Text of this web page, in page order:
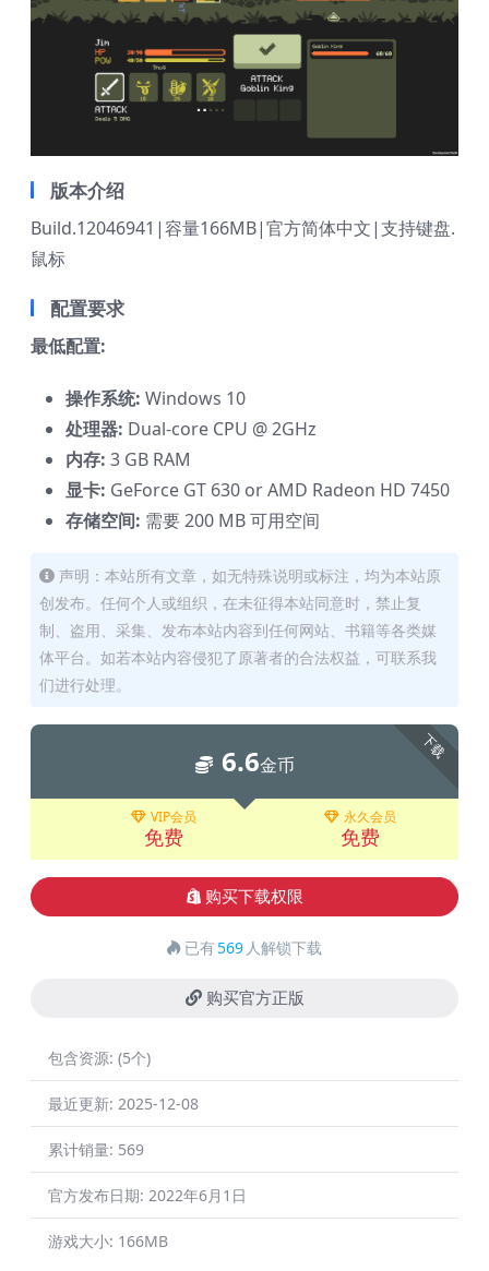
版本介绍
Build.12046941|容量166MB|官方简体中文|支持键盘.
鼠标
配置要求
最低配置:
操作系统: Windows 10
处理器: Dual-core CPU @ 2GHz
内存: 3 GB RAM
显卡: GeForce GT 630 or AMD Radeon HD 7450
存储空间: 需要 200 MB 可用空间
声明：本站所有文章，如无特殊说明或标注，均为本站原
创发布。任何个人或组织，在未征得本站同意时，禁止复
制、盗用、采集、发布本站内容到任何网站、书籍等各类媒
体平台。如若本站内容侵犯了原著者的合法权益，可联系我
们进行处理。
下载
6.6金币
VIP会员
免费
永久会员
免费
购买下载权限
已有569 人解锁下载
购买官方正版
包含资源: (5个)
最近更新: 2025-12-08
累计销量: 569
官方发布日期: 2022年6月1日
游戏大小: 166MB